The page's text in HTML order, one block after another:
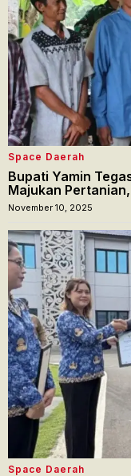
Space Daerah
Bupati Yamin
Majukan
November 10, 2025
Space Daerah